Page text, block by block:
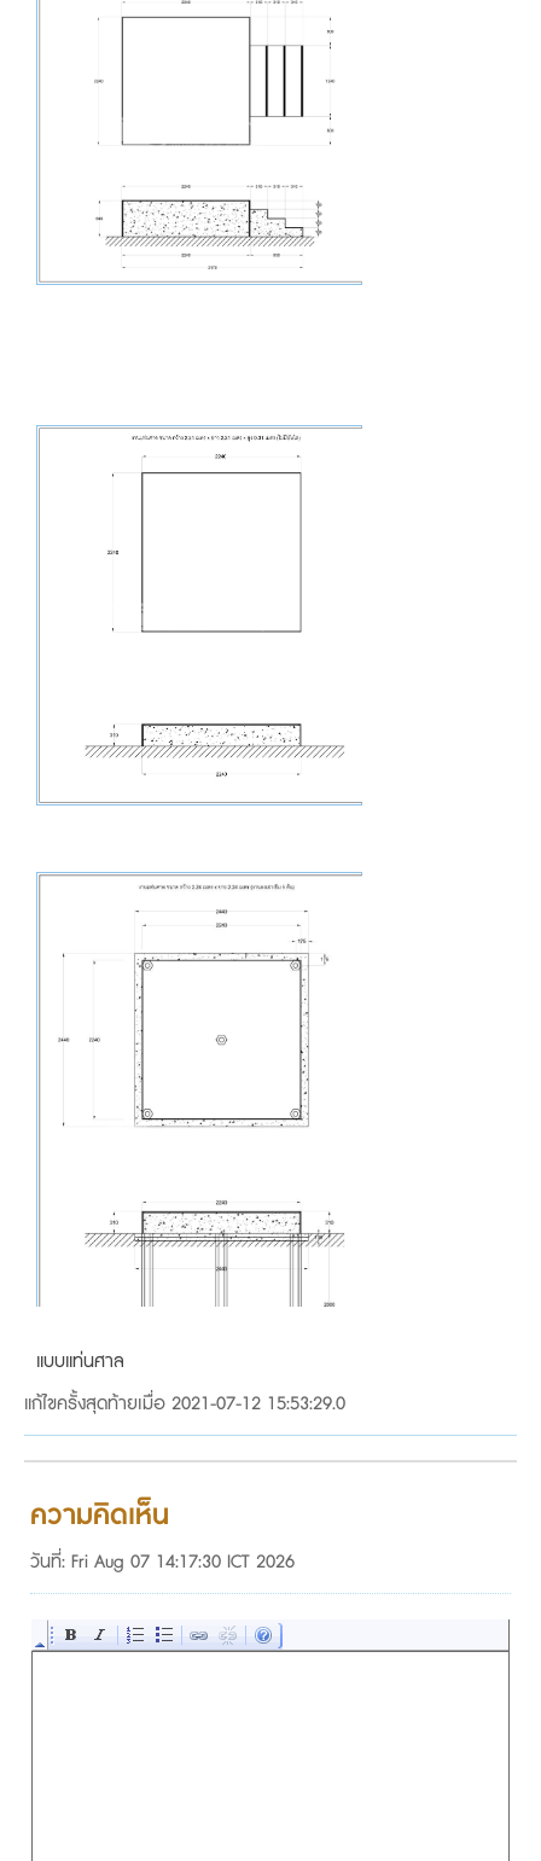
แบบแท่นศาล
แก้ไขครั้งสุดท้ายเมื่อ 2021-07-12 15:53:29.0
ความคิดเห็น
วันที่: Fri Aug 07 14:17:30 ICT 2026